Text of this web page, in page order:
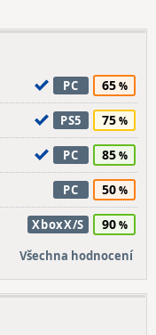
PC 65
PS5 75
PC 85
PC 50
XboxX/S 90
Všechna hodnocení